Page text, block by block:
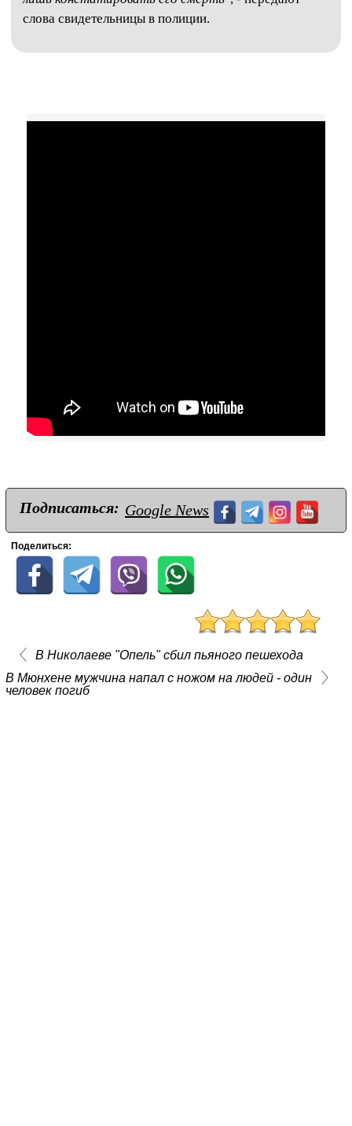
слова свидетельницы в полиции.
Подписаться: Google News
Поделиться:
В Николаеве "Опель" сбил пьяного пешехода
В Мюнхене мужчина напал с ножом на людей - один
человек погиб